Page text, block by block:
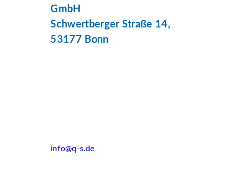
GmbH
Schwertberger Straße 14,
53177 Bonn
info@q-s.de